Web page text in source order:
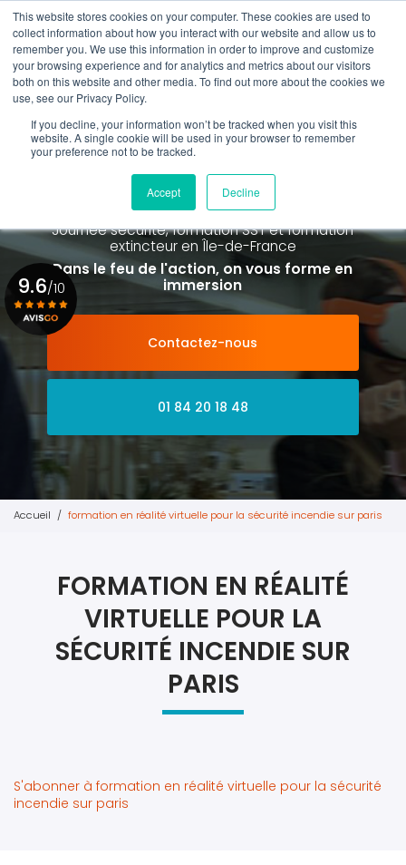
This website stores cookies on your computer. These cookies are used to
collect information about how you interact with our website and allow us to
remember you. We use this information in order to improve and customize
your browsing experience and for analytics and metrics about our visitors
both on this website and other media. To find out more about the cookies we
use, see our Privacy Policy.
If you decline, your information won’t be tracked when you visit this
website. A single cookie will be used in your browser to remember
your preference not to be tracked.
Accept Decline
Aller
au
contenu
principal
01 84 20 18 48
Rappel gratuit
Spécialiste de la formation SST et
de la Formation Incendie
à Paris La Défense depuis 2015
Journée sécurité, formation SST et formation
extincteuren Île-de-France
Dans le feu de l'action, on vous forme en
immersion
Contactez-nous
01 84 20 18 48
9.6/10
Voir le certificat
Accueil formation en réalité virtuelle pour la sécurité incendie sur paris
FORMATION EN RÉALITÉ
VIRTUELLE POUR LA
SÉCURITÉ INCENDIE SUR
PARIS
S'abonner à formation en réalité virtuelle pour la sécurité
incendie sur paris